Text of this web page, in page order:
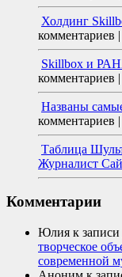
Холдинг
комментариев |
Skillbox и
комментариев |
Названы
комментариев |
Таблица
Журналист
Комментарии
Юлия к записи
творческое